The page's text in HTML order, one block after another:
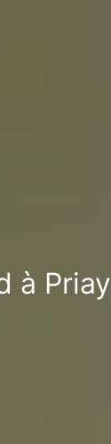
à Priay